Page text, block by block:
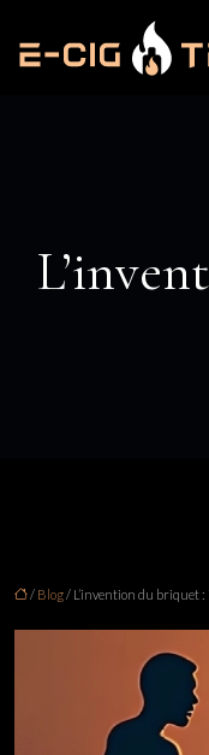
/ Blog/ L’invention du briquet